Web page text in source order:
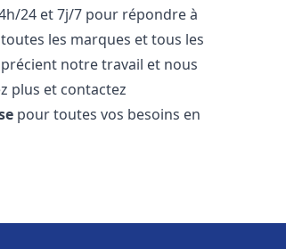
24 et 7j/7 pour répondre à
les marques et tous les
notre travail et nous
plus et contactez
pour toutes vos besoins en